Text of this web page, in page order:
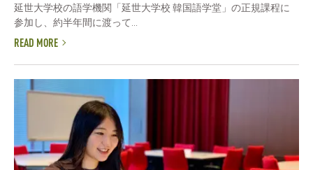
延世大学校の語学機関「延世大学校 韓国語学堂」の正規課程に
参加し、約半年間に渡って...
READ MORE